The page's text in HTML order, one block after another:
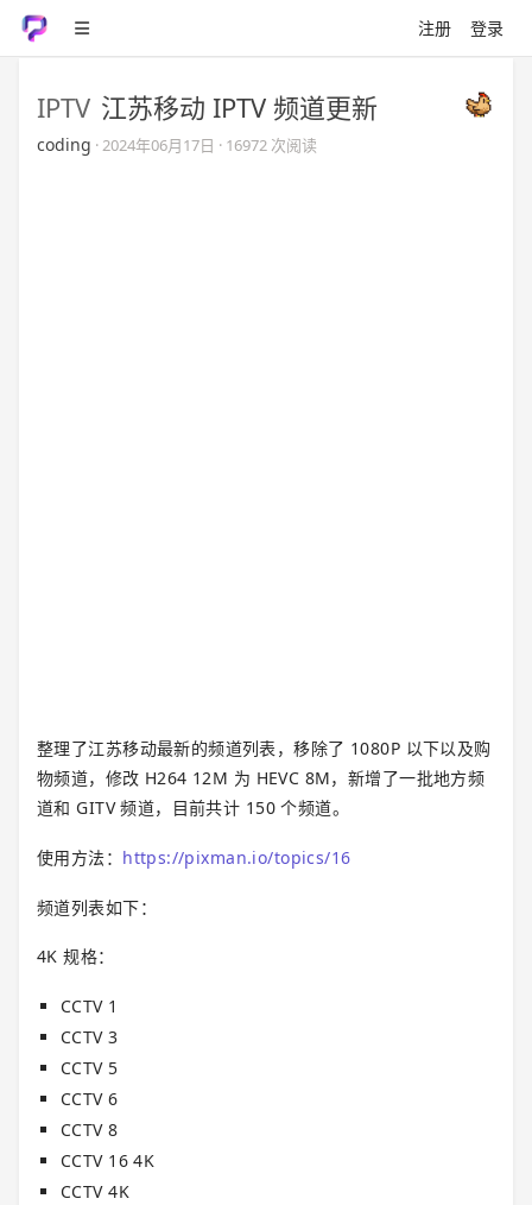
注册 登录
IPTV 江苏移动 IPTV 频道更新
coding ·2024年06月17日 · 16972 次阅读
整理了江苏移动最新的频道列表，移除了 1080P 以下以及购
物频道，修改 H264 12M 为 HEVC 8M，新增了一批地方频
道和 GITV 频道，目前共计 150 个频道。
使用方法： https://pixman.io/topics/16
频道列表如下：
4K 规格：
CCTV 1
CCTV 3
CCTV 5
CCTV 6
CCTV 8
CCTV 16 4K
CCTV 4K